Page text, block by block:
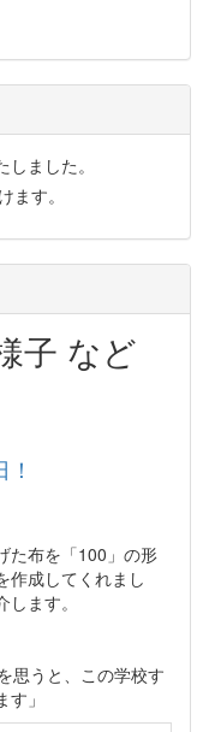
ました。
ます。
子 など
た布を「100」の形
作成してくれまし
ます。
思うと、この学校す
」